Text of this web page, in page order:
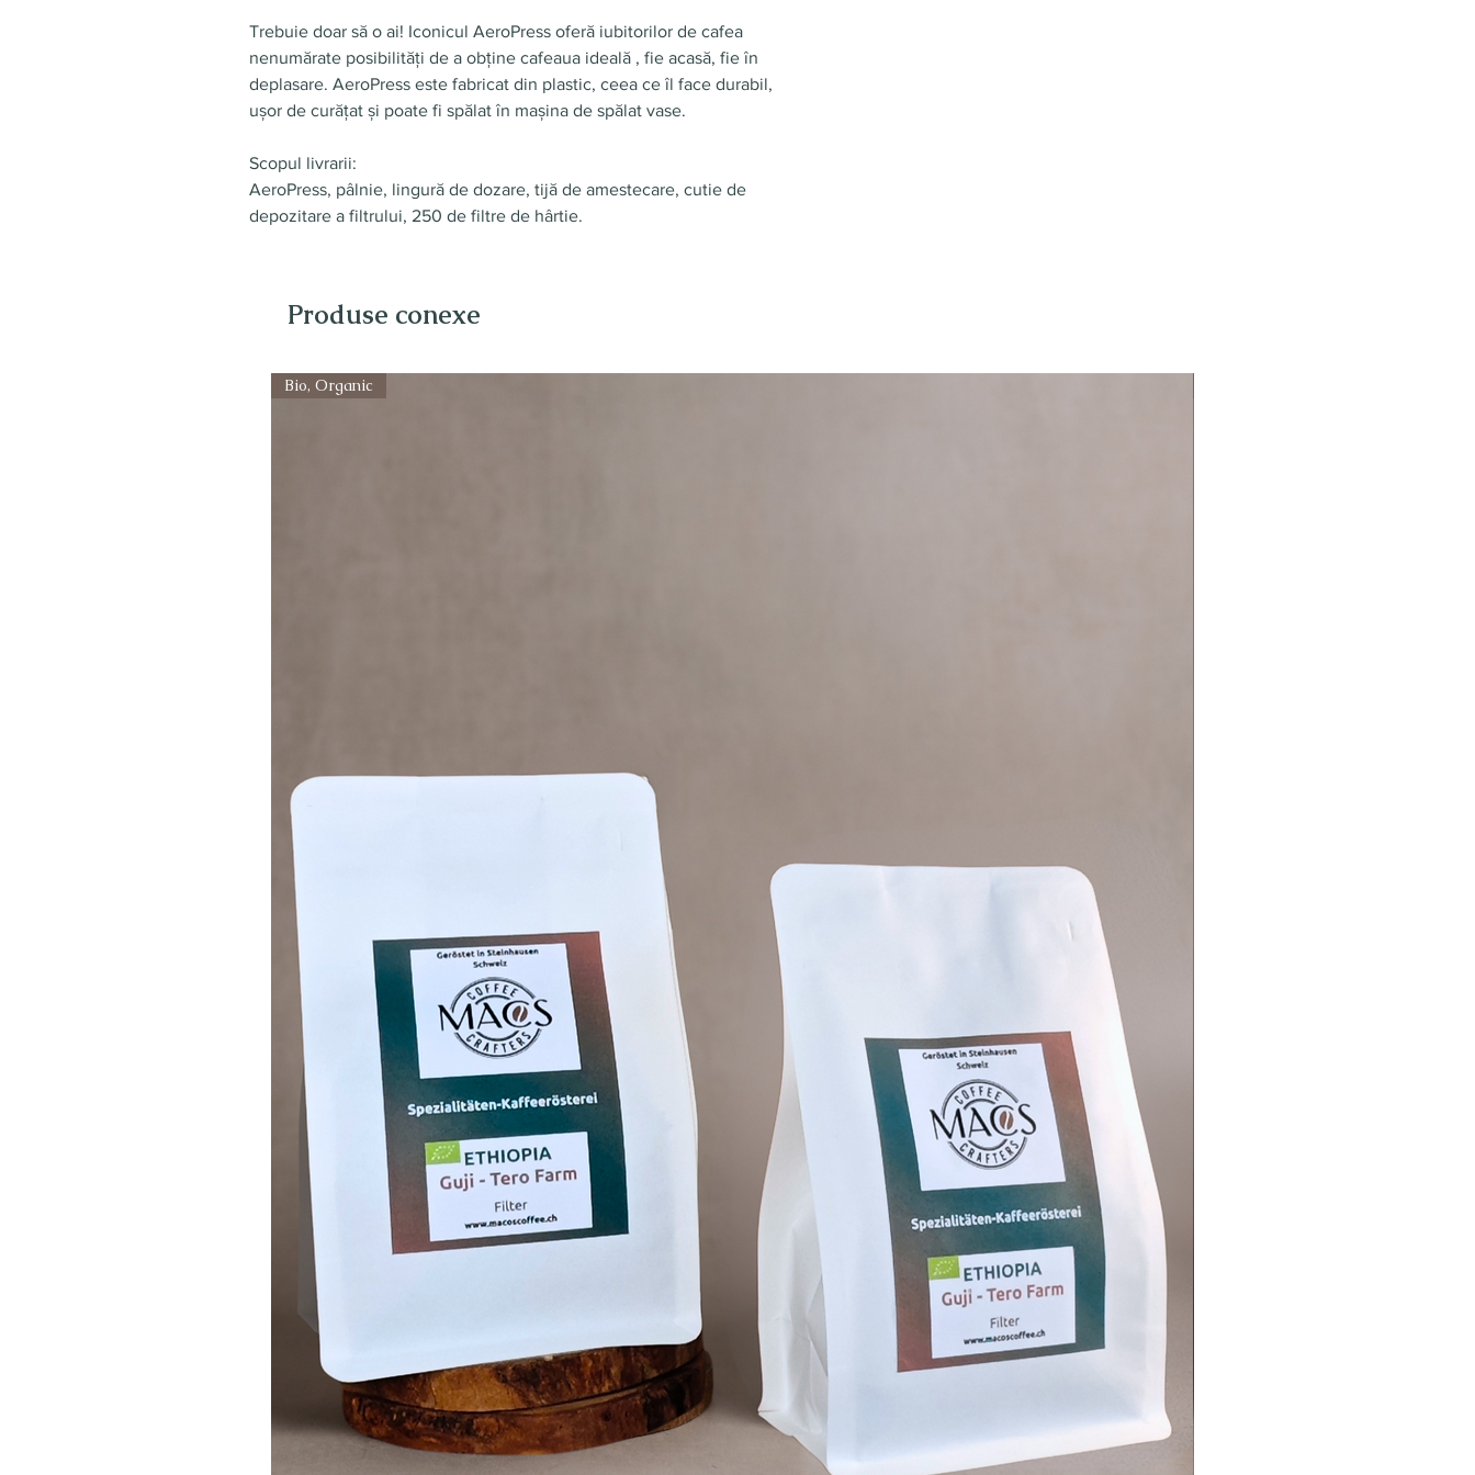
Trebuie doar să o ai! Iconicul AeroPress oferă iubitorilor de cafea
nenumărate posibilități de a obține cafeaua ideală , fie acasă, fie în
deplasare. AeroPress este fabricat din plastic, ceea ce îl face durabil,
ușor de curățat și poate fi spălat în mașina de spălat vase.
Scopul livrarii:
AeroPress, pâlnie, lingură de dozare, tijă de amestecare, cutie de
depozitare a filtrului, 250 de filtre de hârtie.
Produse conexe
Bio, Organic